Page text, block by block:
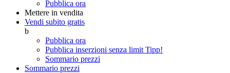
Pubblica ora
Mettere in vendita
Vendi subito gratis
b
Pubblica ora
Pubblica inserzioni senza limit Tipp!
Sommario prezzi
Sommario prezzi